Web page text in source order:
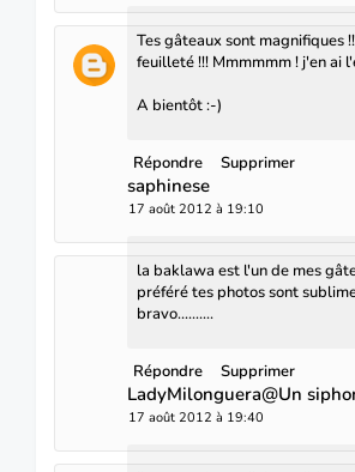
Tes gâteaux sont magnifiques
feuilleté !!! Mmmmmm ! j'en ai
A bientôt :-)
Répondre Supprimer
saphinese
17 août 2012 à 19:10
la baklawa est l'un de mes
préféré tes photos sont
bravo..........
Répondre Supprimer
LadyMilonguera@Un
17 août 2012 à 19:40